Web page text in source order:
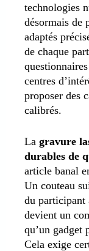
technologies
désormais de
adaptés
de chaque
centres
proposer des
calibrés.
La gravure
durables de
article banal
Un couteau
du participant
devient un
qu’un gadget
Cela exige